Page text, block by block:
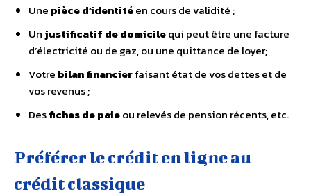
Une pièce d’identitéen cours de validité ;
Un justificatif de domicilequi peut être une facture
d’électricité ou de gaz, ou une quittance de loyer;
Votre bilan financierfaisant état de vos dettes et de
vos revenus ;
Desfiches de paieou relevés de pension récents, etc.
Préférer le crédit en ligne au
crédit classique